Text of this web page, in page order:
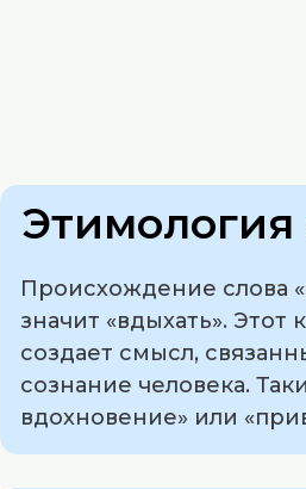
Этимология
Происхождение слова
значит «вдыхать».
создает смысл,
сознание человека.
вдохновение» или